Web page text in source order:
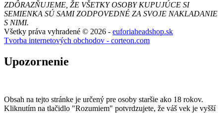
ZDÔRAZŇUJEME, ŽE VŠETKY OSOBY KUPUJÚCE SI
SEMIENKA SÚ SAMI ZODPOVEDNÉ ZA SVOJE NAKLADANIE
S NIMI.
Všetky práva vyhradené © 2026 - euforiaheadshop.sk
Tvorba internetových obchodov - corteon.com
Upozornenie
Obsah na tejto stránke je určený pre osoby staršie ako 18 rokov.
Kliknutím na tlačidlo "Rozumiem" potvrdzujete, že váš vek je vyšší